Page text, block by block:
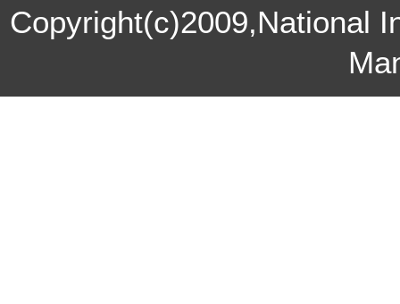
Copyright(c)2009,National